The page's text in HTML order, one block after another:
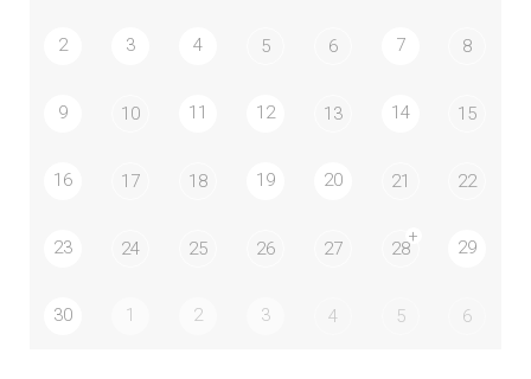
2 3 4 5 6 7 8
9 10 11 12 13 14 15
16 17 18 19 20 21 22
23 24 25 26 27 28
+
29
30 1 2 3 4 5 6